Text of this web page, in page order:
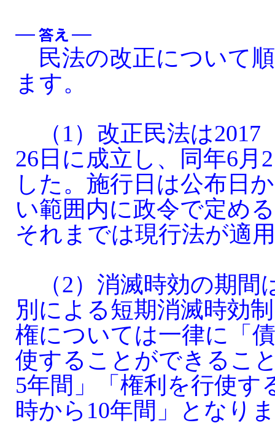
民法の改正について
ます。
（1）改正民法は2017
26日に成立し、同年6月
した。施行日は公布日
い範囲内に政令で定め
それまでは現行法が適
（2）消滅時効の期間
別による短期消滅時効
権については一律に「
使することができるこ
5年間」「権利を行使す
時から10年間」となり